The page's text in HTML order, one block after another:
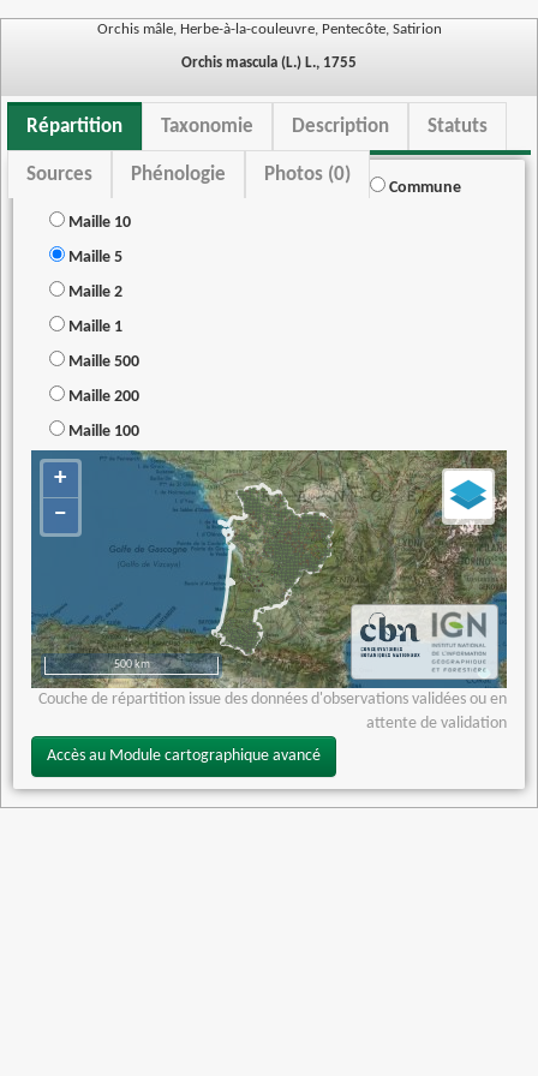
Orchis mâle, Herbe-à-la-couleuvre, Pentecôte, Satirion
Orchis mascula (L.) L., 1755
Répartition Taxonomie Description Statuts
Sources Phénologie Photos (0)
Commune
Maille 10
Maille 5
Maille 2
Maille 1
Maille 500
Maille 200
Maille 100
+
−
500 km
Couche de répartition issue des données d'observations validées ou en
attente de validation
Accès au Module cartographique avancé